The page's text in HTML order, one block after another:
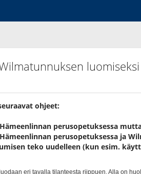
ohjeet:
perusopetuksessa
perusopetuksessa ja
teko uudelleen (kun esim.